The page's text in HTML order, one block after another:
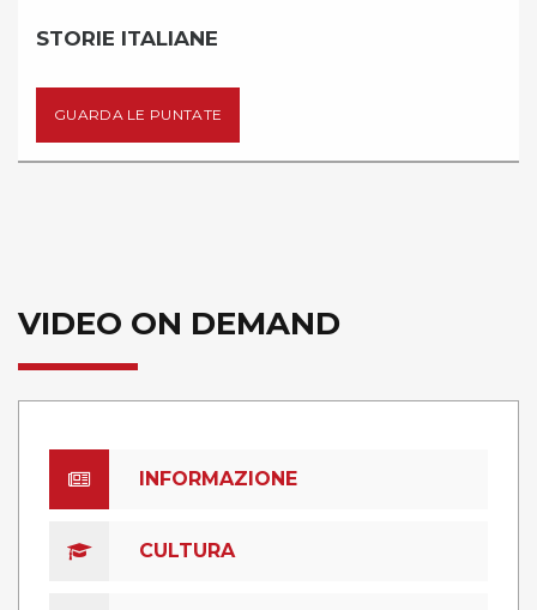
VIDEO ON DEMAND
INFORMAZIONE
CULTURA